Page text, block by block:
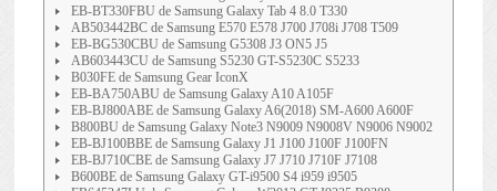
EB-BT330FBU de Samsung Galaxy Tab 4 8.0 T330
AB503442BC de Samsung E570 E578 J700 J708i J708 T509
EB-BG530CBU de Samsung G5308 J3 ON5 J5
AB603443CU de Samsung S5230 GT-S5230C S5233
B030FE de Samsung Gear IconX
EB-BA750ABU de Samsung Galaxy A10 A105F
EB-BJ800ABE de Samsung Galaxy A6(2018) SM-A600 A600F
B800BU de Samsung Galaxy Note3 N9009 N9008V N9006 N9002
EB-BJ100BBE de Samsung Galaxy J1 J100 J100F J100FN
EB-BJ710CBE de Samsung Galaxy J7 J710 J710F J7108
B600BE de Samsung Galaxy GT-i9500 S4 i959 i9505